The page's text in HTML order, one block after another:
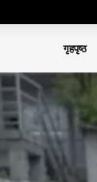
गृहपृष्ठ